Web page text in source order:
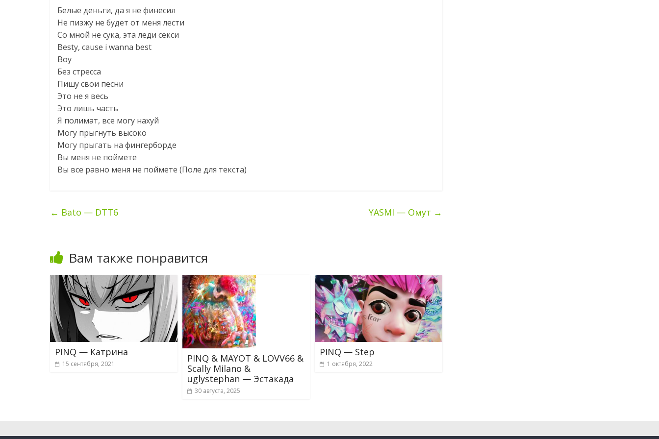
Белые деньги, да я не финесил
Не пизжу не будет от меня лести
Со мной не сука, эта леди секси
Besty, cause i wanna best
Воу
Без стресса
Пишу свои песни
Это не я весь
Это лишь часть
Я полимат, все могу нахуй
Могу прыгнуть высоко
Могу прыгать на фингерборде
Вы меня не поймете
Вы все равно меня не поймете (Поле для текста)
← Bato — DTT6 YASMI — Омут →
Вам также понравится
PINQ — Катрина
15 сентября, 2021
PINQ & MAYOT & LOVV66 &
Scally Milano &
uglystephan — Эстакада
30 августа, 2025
PINQ — Step
1 октября, 2022